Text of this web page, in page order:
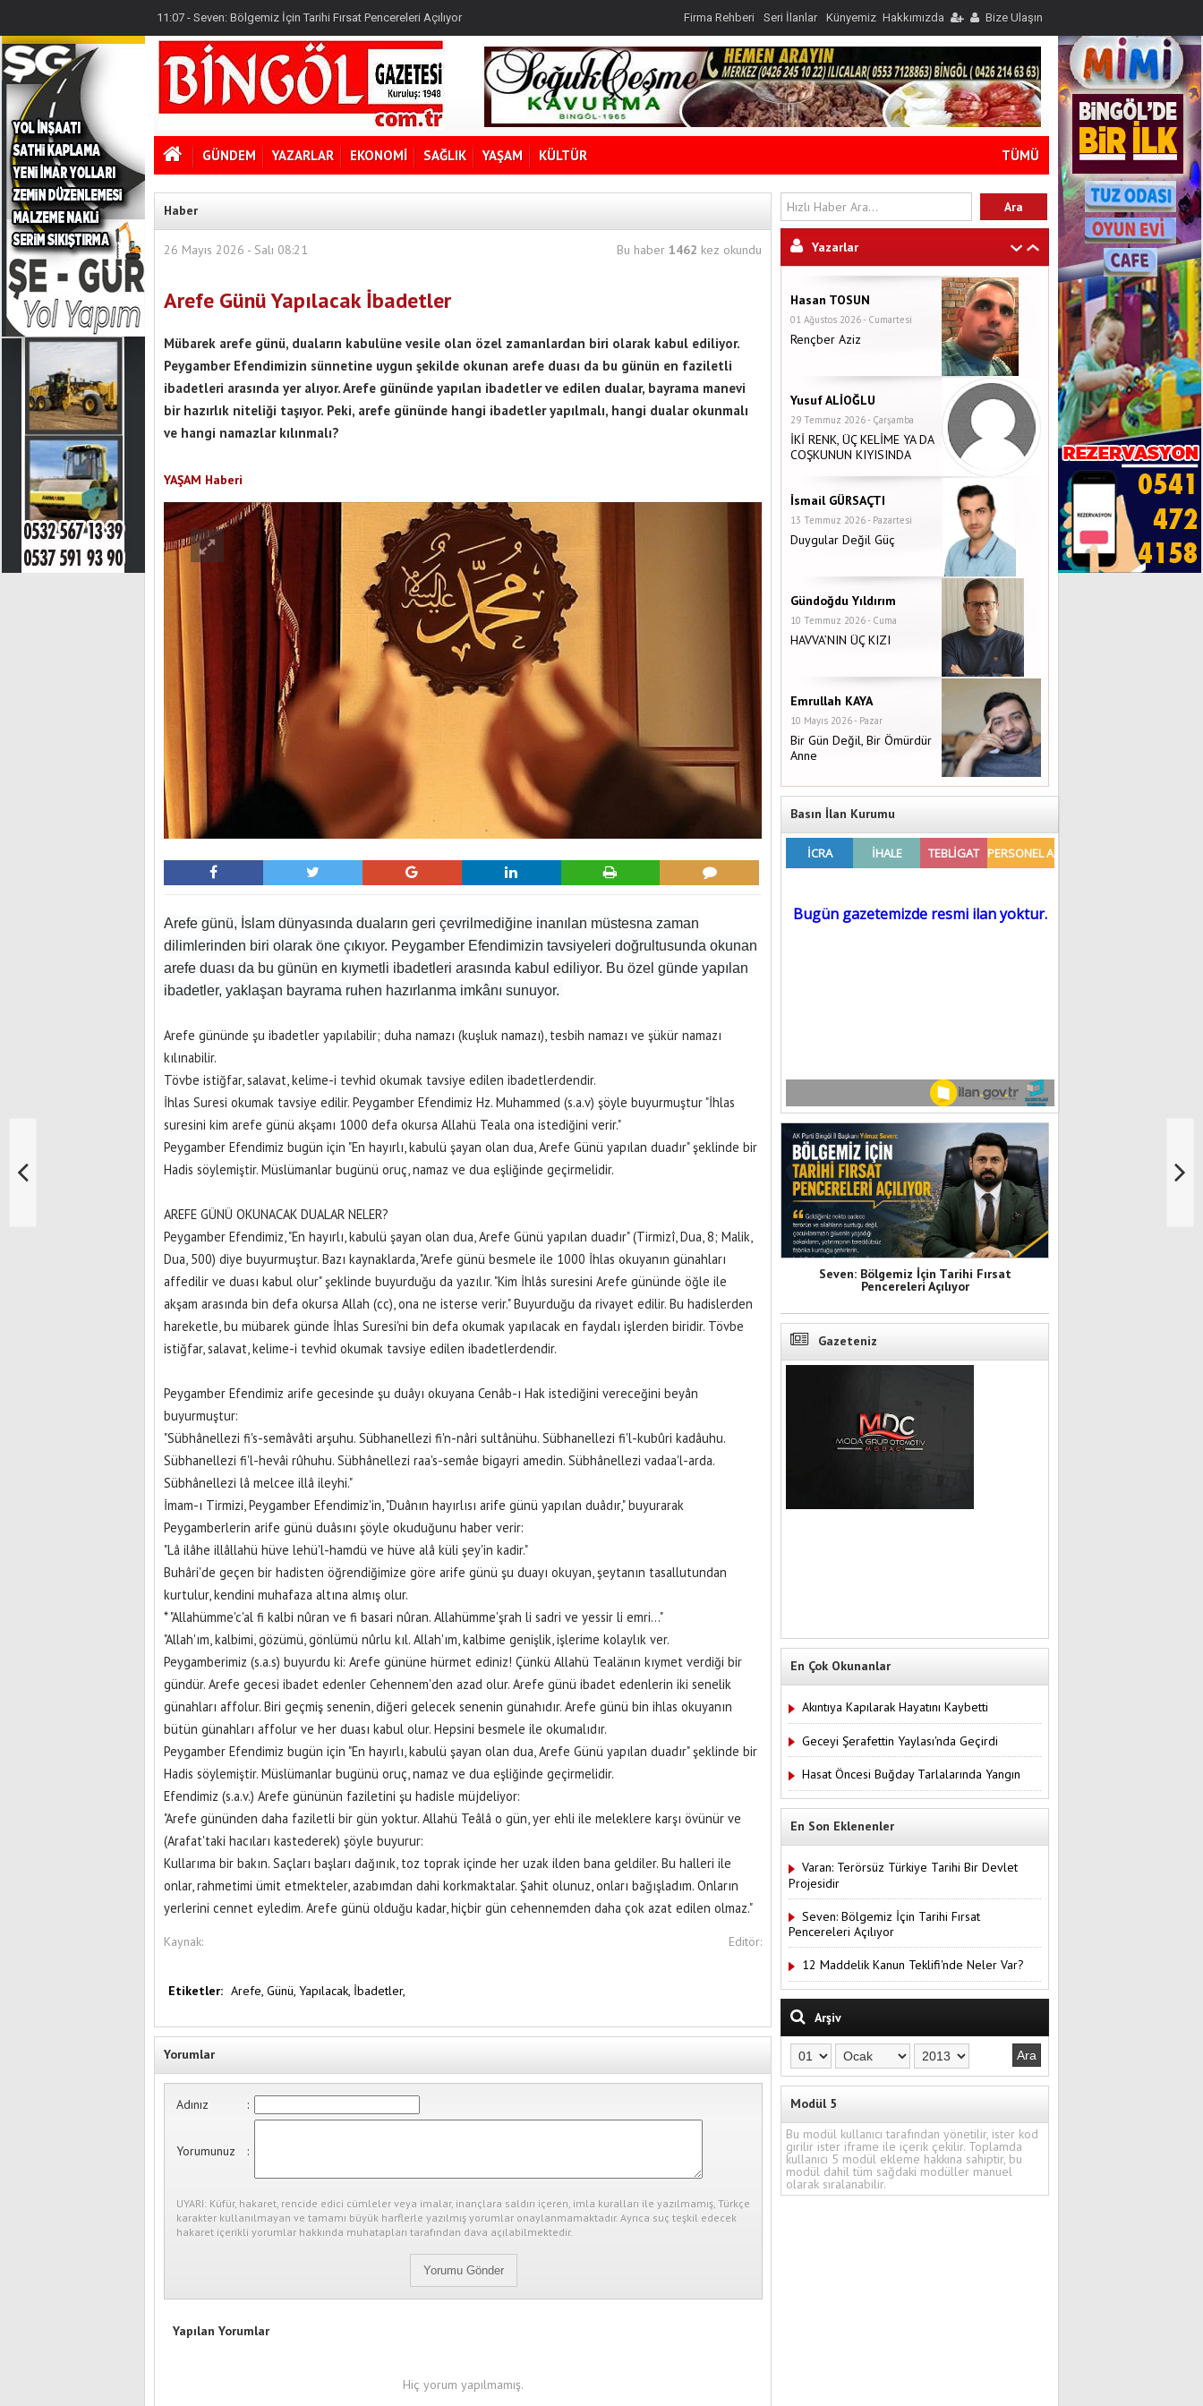
11:07 - Seven: Bölgemiz İçin Tarihi Fırsat Pencereleri Açılıyor
08:16 - 12 Maddelik Kanun Teklifi'nde Neler Var?
11:19 - Varan: Terörsüz Türkiye Tarihi Bir Devlet Projesidir
Firma Rehberi Seri İlanlar Künyemiz Hakkımızda Bize Ulaşın
GÜNDEM YAZARLAR EKONOMİ SAĞLIK YAŞAM KÜLTÜR TÜMÜ
Haber
26 Mayıs 2026 - Salı 08:21 Bu haber 1462 kez okundu
Arefe Günü Yapılacak İbadetler
Mübarek arefe günü, duaların kabulüne vesile olan özel zamanlardan biri olarak kabul ediliyor.
Peygamber Efendimizin sünnetine uygun şekilde okunan arefe duası da bu günün en faziletli
ibadetleri arasında yer alıyor. Arefe gününde yapılan ibadetler ve edilen dualar, bayrama manevi
bir hazırlık niteliği taşıyor. Peki, arefe gününde hangi ibadetler yapılmalı, hangi dualar okunmalı
ve hangi namazlar kılınmalı?
YAŞAM Haberi
Arefe günü, İslam dünyasında duaların geri çevrilmediğine inanılan müstesna zaman
dilimlerinden biri olarak öne çıkıyor. Peygamber Efendimizin tavsiyeleri doğrultusunda okunan
arefe duası da bu günün en kıymetli ibadetleri arasında kabul ediliyor. Bu özel günde yapılan
ibadetler, yaklaşan bayrama ruhen hazırlanma imkânı sunuyor.
Arefe gününde şu ibadetler yapılabilir; duha namazı (kuşluk namazı), tesbih namazı ve şükür namazı
kılınabilir.
Tövbe istiğfar, salavat, kelime-i tevhid okumak tavsiye edilen ibadetlerdendir.
İhlas Suresi okumak tavsiye edilir. Peygamber Efendimiz Hz. Muhammed (s.a.v) şöyle buyurmuştur "İhlas
suresini kim arefe günü akşamı 1000 defa okursa Allahü Teala ona istediğini verir."
Peygamber Efendimiz bugün için "En hayırlı, kabulü şayan olan dua, Arefe Günü yapılan duadır" şeklinde bir
Hadis söylemiştir. Müslümanlar bugünü oruç, namaz ve dua eşliğinde geçirmelidir.
AREFE GÜNÜ OKUNACAK DUALAR NELER?
Peygamber Efendimiz, "En hayırlı, kabulü şayan olan dua, Arefe Günü yapılan duadır" (Tirmizî, Dua, 8; Malik,
Dua, 500) diye buyurmuştur. Bazı kaynaklarda, "Arefe günü besmele ile 1000 İhlas okuyanın günahları
affedilir ve duası kabul olur" şeklinde buyurduğu da yazılır. "Kim İhlâs suresini Arefe gününde öğle ile
akşam arasında bin defa okursa Allah (cc), ona ne isterse verir." Buyurduğu da rivayet edilir. Bu hadislerden
hareketle, bu mübarek günde İhlas Suresi'ni bin defa okumak yapılacak en faydalı işlerden biridir. Tövbe
istiğfar, salavat, kelime-i tevhid okumak tavsiye edilen ibadetlerdendir.
Peygamber Efendimiz arife gecesinde şu duâyı okuyana Cenâb-ı Hak istediğini vereceğini beyân
buyurmuştur:
"Sübhânellezi fi's-semâvâti arşuhu. Sübhanellezi fi'n-nâri sultânühu. Sübhanellezi fi'l-kubûri kadâuhu.
Sübhanellezi fi'l-hevâi rûhuhu. Sübhânellezi raa's-semâe bigayri amedin. Sübhânellezi vadaa'l-arda.
Sübhânellezi lâ melcee illâ ileyhi."
İmam-ı Tirmizi, Peygamber Efendimiz'in, "Duânın hayırlısı arife günü yapılan duâdır," buyurarak
Peygamberlerin arife günü duâsını şöyle okuduğunu haber verir:
"Lâ ilâhe illâllahü hüve lehü'l-hamdü ve hüve alâ küli şey'in kadir."
Buhâri'de geçen bir hadisten öğrendiğimize göre arife günü şu duayı okuyan, şeytanın tasallutundan
kurtulur, kendini muhafaza altına almış olur.
* "Allahümme'c'al fi kalbi nûran ve fi basari nûran. Allahümme'şrah li sadri ve yessir li emri..."
"Allah'ım, kalbimi, gözümü, gönlümü nûrlu kıl. Allah'ım, kalbime genişlik, işlerime kolaylık ver.
Peygamberimiz (s.a.s) buyurdu ki: Arefe gününe hürmet ediniz! Çünkü Allahü Tealänın kıymet verdiği bir
gündür. Arefe gecesi ibadet edenler Cehennem'den azad olur. Arefe günü ibadet edenlerin iki senelik
günahları affolur. Biri geçmiş senenin, diğeri gelecek senenin günahıdır. Arefe günü bin ihlas okuyanın
bütün günahları affolur ve her duası kabul olur. Hepsini besmele ile okumalıdır.
Peygamber Efendimiz bugün için "En hayırlı, kabulü şayan olan dua, Arefe Günü yapılan duadır" şeklinde bir
Hadis söylemiştir. Müslümanlar bugünü oruç, namaz ve dua eşliğinde geçirmelidir.
Efendimiz (s.a.v.) Arefe gününün faziletini şu hadisle müjdeliyor:
"Arefe gününden daha faziletli bir gün yoktur. Allahü Teâlâ o gün, yer ehli ile meleklere karşı övünür ve
(Arafat'taki hacıları kastederek) şöyle buyurur:
Kullarıma bir bakın. Saçları başları dağınık, toz toprak içinde her uzak ilden bana geldiler. Bu halleri ile
onlar, rahmetimi ümit etmekteler, azabımdan dahi korkmaktalar. Şahit olunuz, onları bağışladım. Onların
yerlerini cennet eyledim. Arefe günü olduğu kadar, hiçbir gün cehennemden daha çok azat edilen olmaz."
Kaynak: Editör:
Etiketler: Arefe, Günü, Yapılacak, İbadetler,
Yorumlar
Adınız :
Yorumunuz :
UYARI: Küfür, hakaret, rencide edici cümleler veya imalar, inançlara saldırı içeren, imla kuralları ile yazılmamış, Türkçe
karakter kullanılmayan ve tamamı büyük harflerle yazılmış yorumlar onaylanmamaktadır. Ayrıca suç teşkil edecek
hakaret içerikli yorumlar hakkında muhatapları tarafından dava açılabilmektedir.
Yapılan Yorumlar
Hiç yorum yapılmamış.
Yazarlar
Hasan TOSUN
01 Ağustos 2026 - Cumartesi
Rençber Aziz
Yusuf ALİOĞLU
29 Temmuz 2026 - Çarşamba
İKİ RENK, ÜÇ KELİME YA DA
COŞKUNUN KIYISINDA
İsmail GÜRSAÇTI
13 Temmuz 2026 - Pazartesi
Duygular Değil Güç
Gündoğdu Yıldırım
10 Temmuz 2026 - Cuma
HAVVA’NIN ÜÇ KIZI
Emrullah KAYA
10 Mayıs 2026 - Pazar
Bir Gün Değil, Bir Ömürdür
Anne
Basın İlan Kurumu
Seven: Bölgemiz İçin Tarihi Fırsat
Pencereleri Açılıyor
Gazeteniz
En Çok Okunanlar
Akıntıya Kapılarak Hayatını Kaybetti
Geceyi Şerafettin Yaylası'nda Geçirdi
Hasat Öncesi Buğday Tarlalarında Yangın
En Son Eklenenler
Varan: Terörsüz Türkiye Tarihi Bir Devlet
Projesidir
Seven: Bölgemiz İçin Tarihi Fırsat
Pencereleri Açılıyor
12 Maddelik Kanun Teklifi'nde Neler Var?
Arşiv
Modül 5
Bu modül kullanıcı tarafından yönetilir, ister kod
girilir ister iframe ile içerik çekilir. Toplamda
kullanıcı 5 modül ekleme hakkına sahiptir, bu
modül dahil tüm sağdaki modüller manuel
olarak sıralanabilir.